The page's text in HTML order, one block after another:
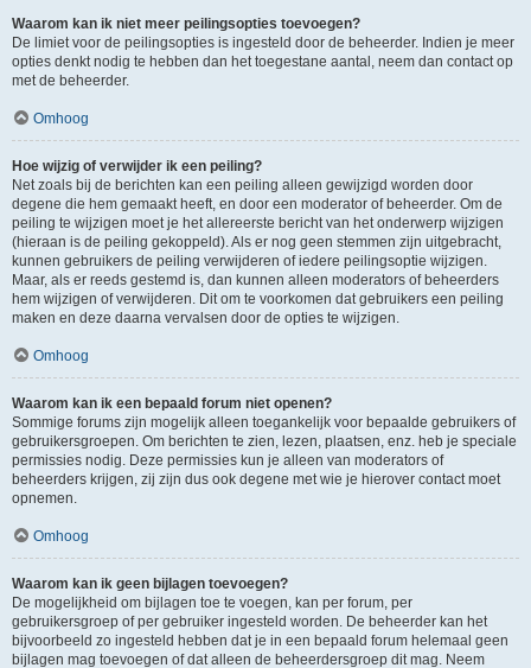
Waarom kan ik niet meer peilingsopties toevoegen?
De limiet voor de peilingsopties is ingesteld door de beheerder. Indien je meer
opties denkt nodig te hebben dan het toegestane aantal, neem dan contact op
met de beheerder.
Omhoog
Hoe wijzig of verwijder ik een peiling?
Net zoals bij de berichten kan een peiling alleen gewijzigd worden door
degene die hem gemaakt heeft, en door een moderator of beheerder. Om de
peiling te wijzigen moet je het allereerste bericht van het onderwerp wijzigen
(hieraan is de peiling gekoppeld). Als er nog geen stemmen zijn uitgebracht,
kunnen gebruikers de peiling verwijderen of iedere peilingsoptie wijzigen.
Maar, als er reeds gestemd is, dan kunnen alleen moderators of beheerders
hem wijzigen of verwijderen. Dit om te voorkomen dat gebruikers een peiling
maken en deze daarna vervalsen door de opties te wijzigen.
Omhoog
Waarom kan ik een bepaald forum niet openen?
Sommige forums zijn mogelijk alleen toegankelijk voor bepaalde gebruikers of
gebruikersgroepen. Om berichten te zien, lezen, plaatsen, enz. heb je speciale
permissies nodig. Deze permissies kun je alleen van moderators of
beheerders krijgen, zij zijn dus ook degene met wie je hierover contact moet
opnemen.
Omhoog
Waarom kan ik geen bijlagen toevoegen?
De mogelijkheid om bijlagen toe te voegen, kan per forum, per
gebruikersgroep of per gebruiker ingesteld worden. De beheerder kan het
bijvoorbeeld zo ingesteld hebben dat je in een bepaald forum helemaal geen
bijlagen mag toevoegen of dat alleen de beheerdersgroep dit mag. Neem